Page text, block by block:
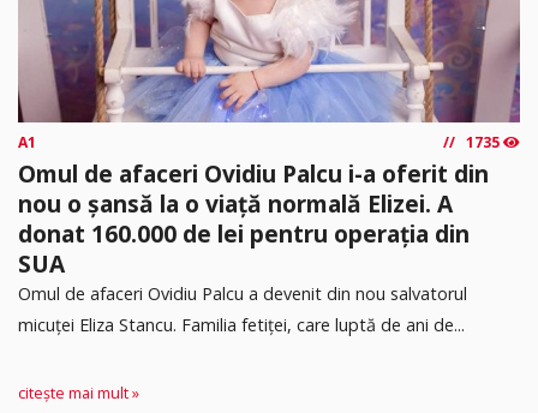
A1 1735
Omul de afaceri Ovidiu Palcu i-a oferit din
nou o șansă la o viață normală Elizei. A
donat 160.000 de lei pentru operația din
SUA
Omul de afaceri Ovidiu Palcu a devenit din nou salvatorul
micuței Eliza Stancu. Familia fetiței, care luptă de ani de...
citește mai mult »